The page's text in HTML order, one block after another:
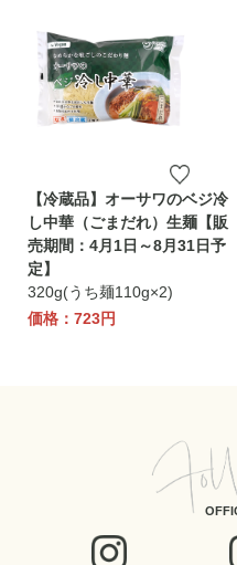
【冷蔵品】オーサワのベジ冷
し中華（ごまだれ）生麺【販
売期間：4月1日～8月31日予
定】
320g(うち麺110g×2)
価格：723円